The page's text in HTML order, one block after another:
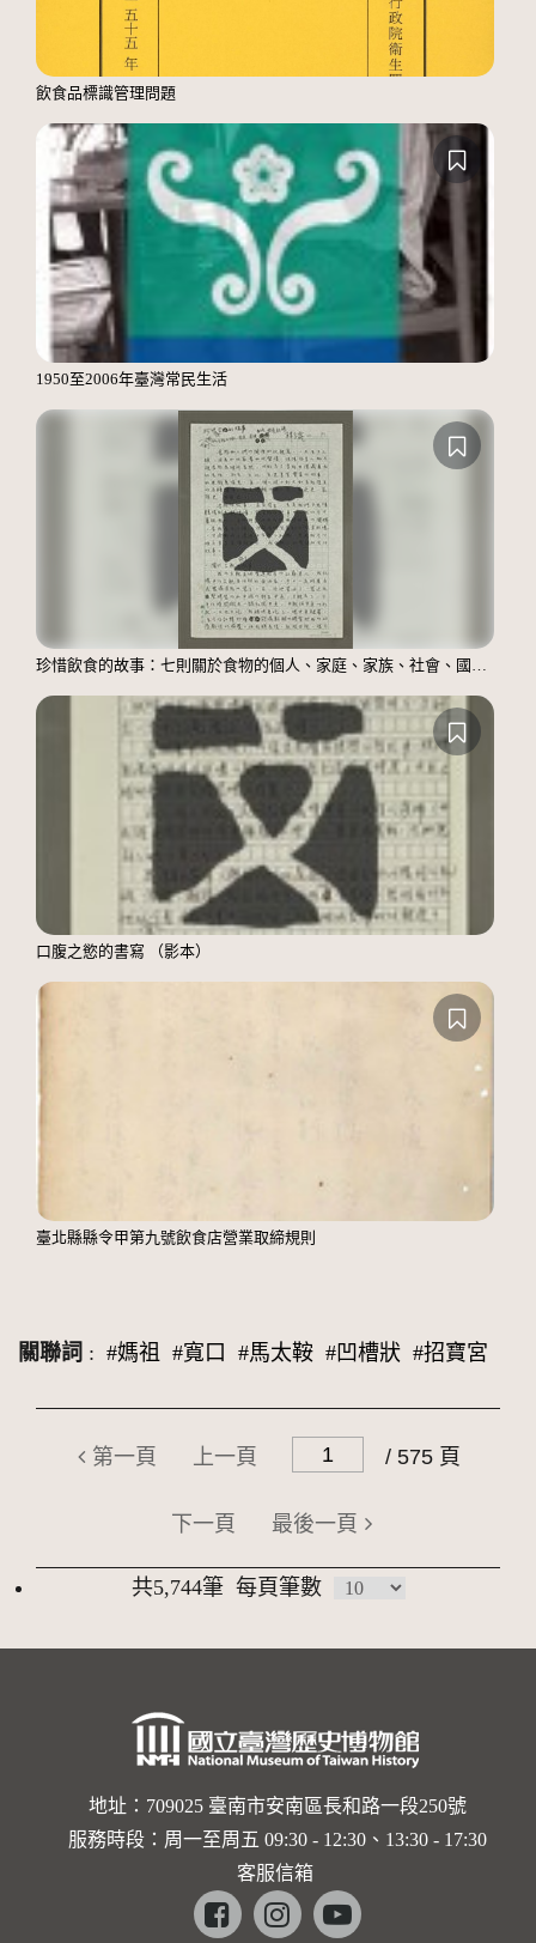
飲食品標識管理問題
1950至2006年臺灣常民生活
珍惜飲食的故事：七則關於食物的個人、家庭、家族、社會、國族記憶
口腹之慾的書寫 （影本）
臺北縣縣令甲第九號飲食店營業取締規則
關聯詞 : #媽祖 #寬口 #馬太鞍 #凹槽狀 #招寶宮
第一頁 上一頁 / 575 頁
下一頁 最後一頁
共5,744筆 每頁筆數
地址：709025 臺南市安南區長和路一段250號
服務時段：周一至周五 09:30 - 12:30、13:30 - 17:30
客服信箱
Facebookinstagramyoutube